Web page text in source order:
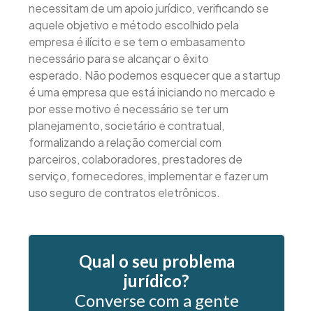
necessitam de um apoio jurídico, verificando se
aquele objetivo e método escolhido pela
empresa é ilícito e se tem o embasamento
necessário para se alcançar o êxito
esperado. Não podemos esquecer que a startup
é uma empresa que está iniciando no mercado e
por esse motivo é necessário se ter um
planejamento, societário e contratual,
formalizando a relação comercial com
parceiros, colaboradores, prestadores de
serviço, fornecedores, implementar e fazer um
uso seguro de contratos eletrônicos.
Qual o seu problema
jurídico?
Converse com a gente